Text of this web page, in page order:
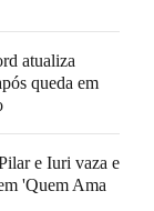
atualiza
queda em
e Iuri vaza e
'Quem Ama